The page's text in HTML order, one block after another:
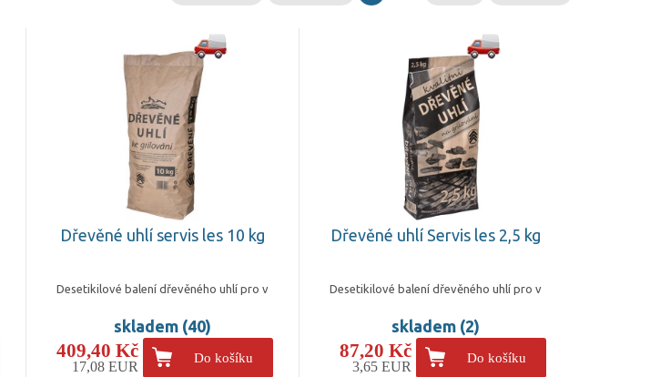
Dřevěné uhlí servis les 10 kg
Desetikilové balení dřevěného uhlí pro v
skladem (40)
409,40 Kč
17,08 EUR
Do košíku
Dřevěné uhlí Servis les 2,5 kg
Desetikilové balení dřevěného uhlí pro v
skladem (2)
87,20 Kč
3,65 EUR
Do košíku